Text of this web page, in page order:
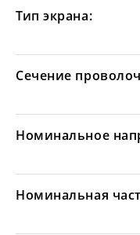
Тип экрана:
Сечение
Номинальное
Номинальная